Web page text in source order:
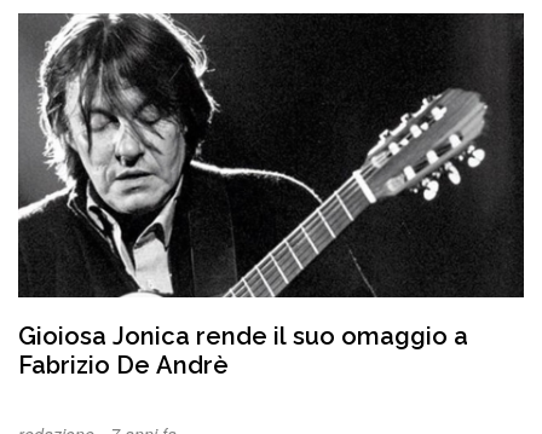
Gioiosa Jonica rende il suo omaggio a
Fabrizio De Andrè